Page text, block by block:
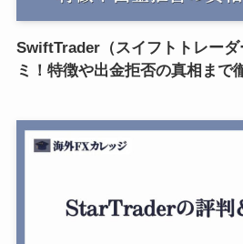
SwiftTrader（スイフトトレーダ
ミ！特徴や出金拒否の真相まで